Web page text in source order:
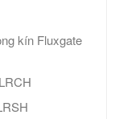
kín Fluxgate